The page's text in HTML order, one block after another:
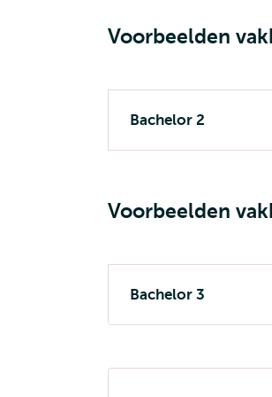
Voorbeelden
Bachelor 2
Voorbeelden
Bachelor 3